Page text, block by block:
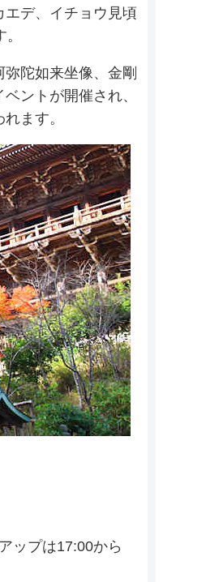
デ、イチョウ見頃
陀如来坐像、金剛
ントが開催され、
ます。
ップは17:00から